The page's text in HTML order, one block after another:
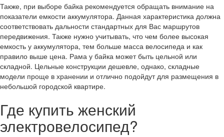
Также, при выборе байка рекомендуется обращать внимание на
показатели емкости аккумулятора. Данная характеристика должна
соответствовать дальности стандартных для Вас маршрутов
передвижения. Также нужно учитывать, что чем более высокая
емкость у аккумулятора, тем больше масса велосипеда и как
правило выше цена. Рама у байка может быть цельной или
складной. Цельные конструкции дешевле, однако, складные
модели проще в хранении и отлично подойдут для размещения в
небольшой городской квартире.
Где купить женский
электровелосипед?